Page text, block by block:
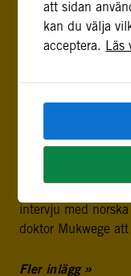
främja långsiktig
samordning
Namnet på 2018
Nadia Murad. De
intervju med
doktor Mukwege
Fler inlägg
att sidan
kan du välja
acceptera. Läs